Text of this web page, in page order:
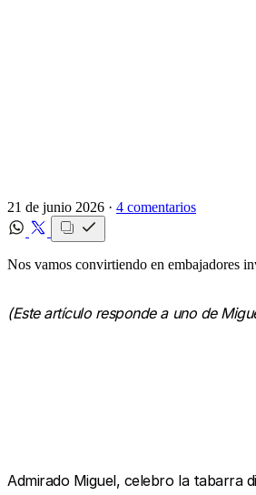
21 de junio 2026 · 4 comentarios
Nos vamos convirtiendo en embajadores
(Este artículo responde a uno de
Admirado Miguel, celebro la tabarra